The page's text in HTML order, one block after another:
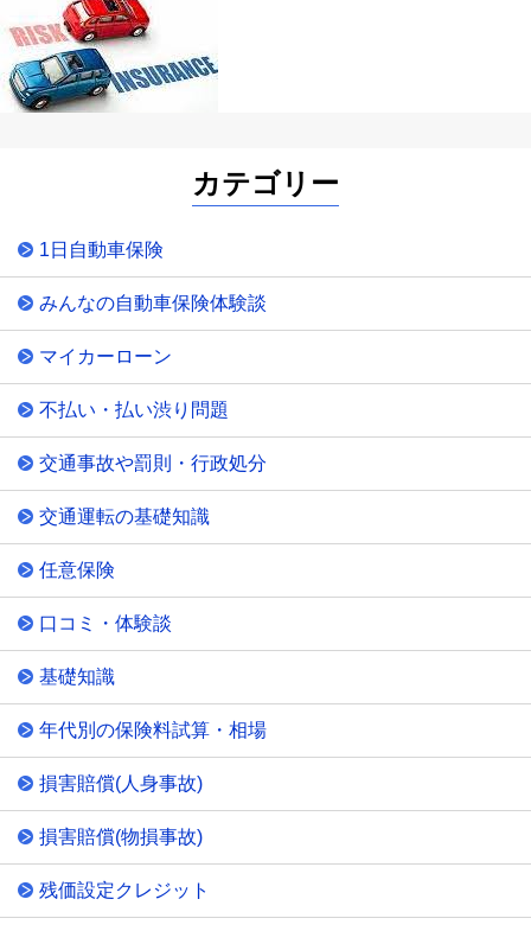
カテゴリー
1日自動車保険
みんなの自動車保険体験談
マイカーローン
不払い・払い渋り問題
交通事故や罰則・行政処分
交通運転の基礎知識
任意保険
口コミ・体験談
基礎知識
年代別の保険料試算・相場
損害賠償(人身事故)
損害賠償(物損事故)
残価設定クレジット